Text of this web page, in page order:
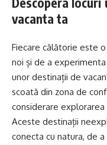
vacanta ta
Fiecare călătorie este
noi și de a
unor destinații de
scoată din zona de
considerare
Aceste destinații
conecta cu natura, de